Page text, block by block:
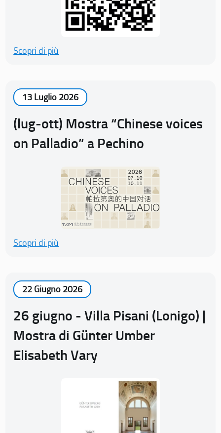
Scopri di più
13 Luglio 2026
(lug-ott) Mostra “Chinese voices
on Palladio” a Pechino
Scopri di più
22 Giugno 2026
26 giugno - Villa Pisani (Lonigo) |
Mostra di Günter Umber
Elisabeth Vary